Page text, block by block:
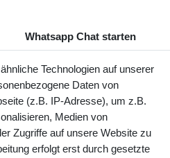
Whatsapp Chat starten
und zzgl. Service- und
Technologien auf unserer
Daten von
(z.B. IP-Adresse), um z.B.
Medien von
Zugriffe auf unsere Website zu
erfolgt erst durch gesetzte